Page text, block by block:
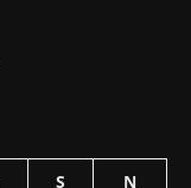
S N